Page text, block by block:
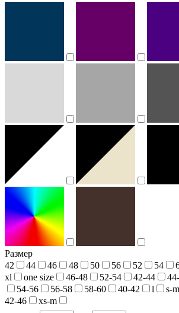
Размер
42
44 46 48 50 56 52 54
xl
one size 46-48 52-54 42-44
54-56
56-58 58-60 40-42 l s-m
42-46
xs-m